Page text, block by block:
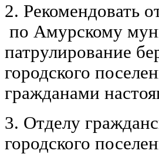
2. Рекомендовать
по Амурскому
патрулирование
городского
гражданами
3. Отделу
городского